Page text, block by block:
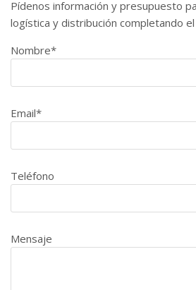
Pídenos información y presupuesto
logística y distribución completando
Nombre*
Email*
Teléfono
Mensaje